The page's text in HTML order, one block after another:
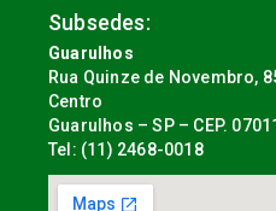
Subsedes:
Guarulhos
Rua Quinze de Novembro,
Centro
Guarulhos – SP – CEP.
Tel: (11) 2468-0018